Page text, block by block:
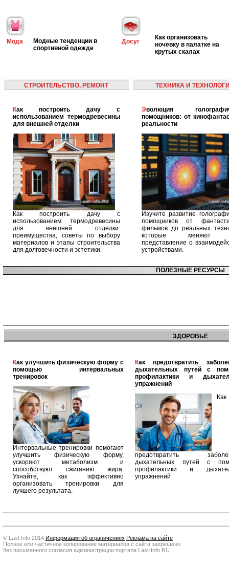
Мода
Модные тенденции в
спортивной одежде
Досуг
Как организовать
ночевку в палатке на
крутых скалах
СТРОИТЕЛЬСТВО, РЕМОНТ
Как построить дачу с
использованием термодревесины
для внешней отделки
Как построить дачу с
использованием термодревесины
для внешней отделки:
преимущества, советы по выбору
материалов и этапы строительства
для долговечности и эстетики.
ТЕХНИКА И
Эволюция голографических
помощников: от
реальности
Изучите развитие
помощников от
фильмов до реальных
которые меняют
представление о
устройствами.
ПОЛЕЗНЫЕ РЕСУРСЫ
ЗДОРОВЬЕ
Как улучшить физическую форму с
помощью интервальных
тренировок
Интервальные тренировки помогают
улучшить физическую форму,
ускоряют метаболизм и
способствуют сжиганию жира.
Узнайте, как эффективно
организовать тренировки для
лучшего результата.
Как предотвратить заболевания
дыхательных путей с
профилактики и
упражнений
Как
предотвратить
дыхательных путей с
профилактики и
упражнений
© Last Info 2014 Информация об ограничениях Реклама на сайте
Полное или частичное копирование материалов с сайта запрещено
без письменного согласия администрации портала Last-Info.RU